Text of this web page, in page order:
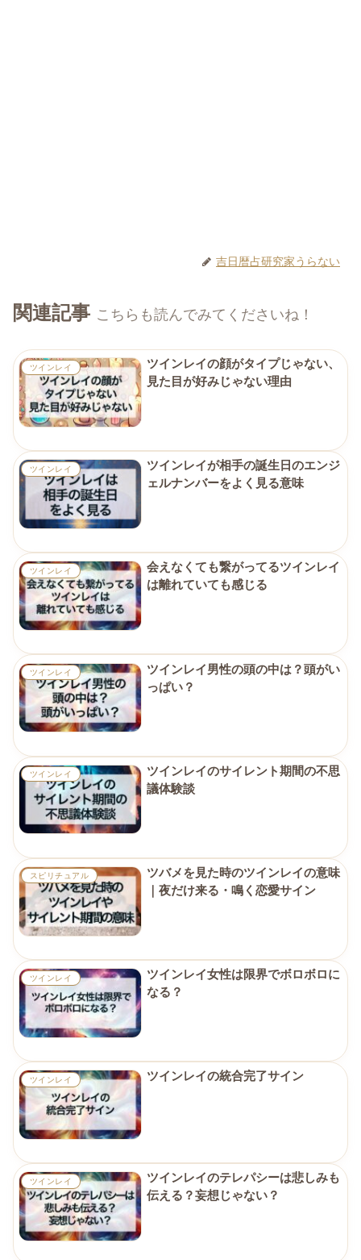
吉日暦占研究家うらない
関連記事 こちらも読んでみてくださいね！
ツインレイ
ツインレイの顔がタイプじゃない、
見た目が好みじゃない理由
ツインレイ
ツインレイが相手の誕生日のエンジ
ェルナンバーをよく見る意味
ツインレイ
会えなくても繋がってるツインレイ
は離れていても感じる
ツインレイ
ツインレイ男性の頭の中は？頭がい
っぱい？
ツインレイ
ツインレイのサイレント期間の不思
議体験談
スピリチュアル
ツバメを見た時のツインレイの意味
｜夜だけ来る・鳴く恋愛サイン
ツインレイ
ツインレイ女性は限界でボロボロに
なる？
ツインレイ ツインレイの統合完了サイン
ツインレイ
ツインレイのテレパシーは悲しみも
伝える？妄想じゃない？